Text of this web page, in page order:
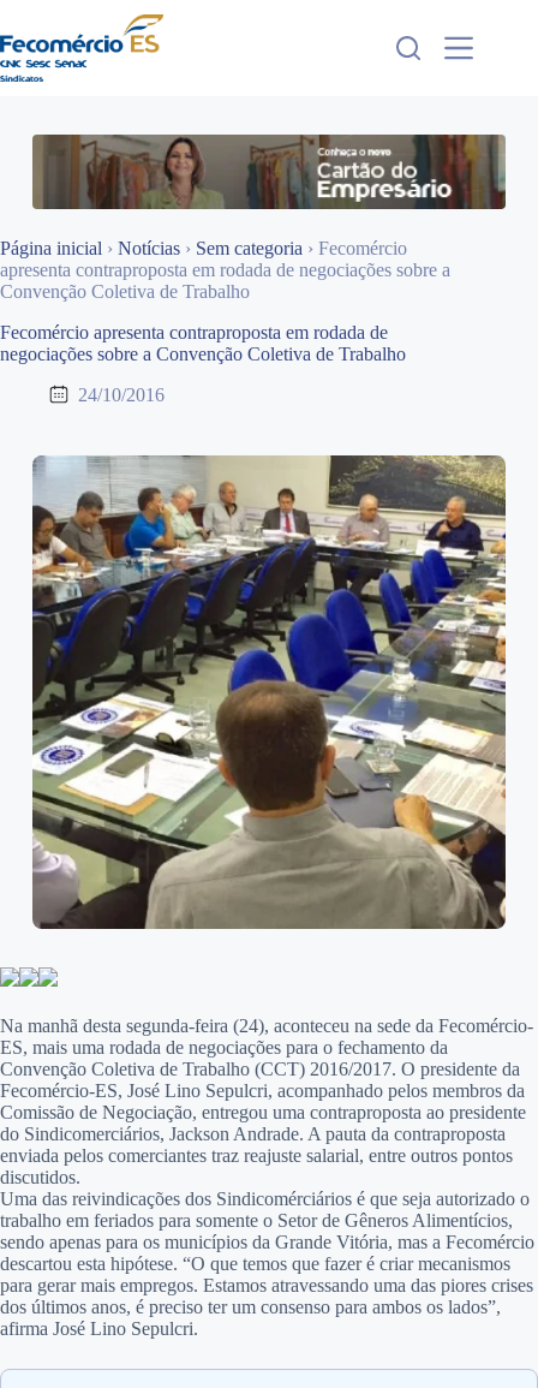
para
o
conteúdo
Página inicial › Notícias › Sem categoria › Fecomércio
apresenta contraproposta em rodada de negociações sobre a
Convenção Coletiva de Trabalho
Fecomércio apresenta contraproposta em rodada de
negociações sobre a Convenção Coletiva de Trabalho
24/10/2016
Na manhã desta segunda-feira (24), aconteceu na sede da Fecomércio-
ES, mais uma rodada de negociações para o fechamento da
Convenção Coletiva de Trabalho (CCT) 2016/2017. O presidente da
Fecomércio-ES, José Lino Sepulcri, acompanhado pelos membros da
Comissão de Negociação, entregou uma contraproposta ao presidente
do Sindicomerciários, Jackson Andrade. A pauta da contraproposta
enviada pelos comerciantes traz reajuste salarial, entre outros pontos
discutidos.
Uma das reivindicações dos Sindicomérciários é que seja autorizado o
trabalho em feriados para somente o Setor de Gêneros Alimentícios,
sendo apenas para os municípios da Grande Vitória, mas a Fecomércio
descartou esta hipótese. “O que temos que fazer é criar mecanismos
para gerar mais empregos. Estamos atravessando uma das piores crises
dos últimos anos, é preciso ter um consenso para ambos os lados”,
afirma José Lino Sepulcri.